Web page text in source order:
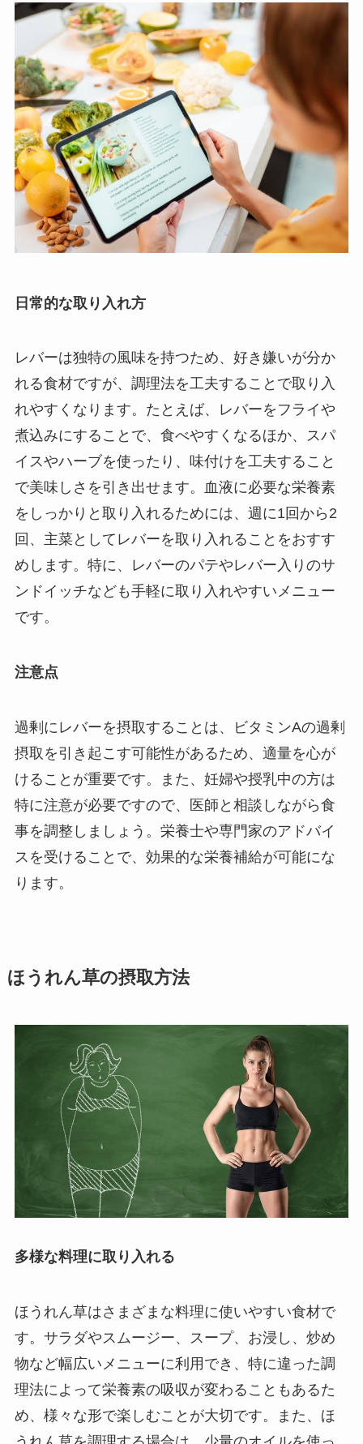
日常的な取り入れ方
レバーは独特の風味を持つため、好き嫌いが分か
れる食材ですが、調理法を工夫することで取り入
れやすくなります。たとえば、レバーをフライや
煮込みにすることで、食べやすくなるほか、スパ
イスやハーブを使ったり、味付けを工夫すること
で美味しさを引き出せます。血液に必要な栄養素
をしっかりと取り入れるためには、週に1回から2
回、主菜としてレバーを取り入れることをおすす
めします。特に、レバーのパテやレバー入りのサ
ンドイッチなども手軽に取り入れやすいメニュー
です。
注意点
過剰にレバーを摂取することは、ビタミンAの過剰
摂取を引き起こす可能性があるため、適量を心が
けることが重要です。また、妊婦や授乳中の方は
特に注意が必要ですので、医師と相談しながら食
事を調整しましょう。栄養士や専門家のアドバイ
スを受けることで、効果的な栄養補給が可能にな
ります。
ほうれん草の摂取方法
多様な料理に取り入れる
ほうれん草はさまざまな料理に使いやすい食材で
す。サラダやスムージー、スープ、お浸し、炒め
物など幅広いメニューに利用でき、特に違った調
理法によって栄養素の吸収が変わることもあるた
め、様々な形で楽しむことが大切です。また、ほ